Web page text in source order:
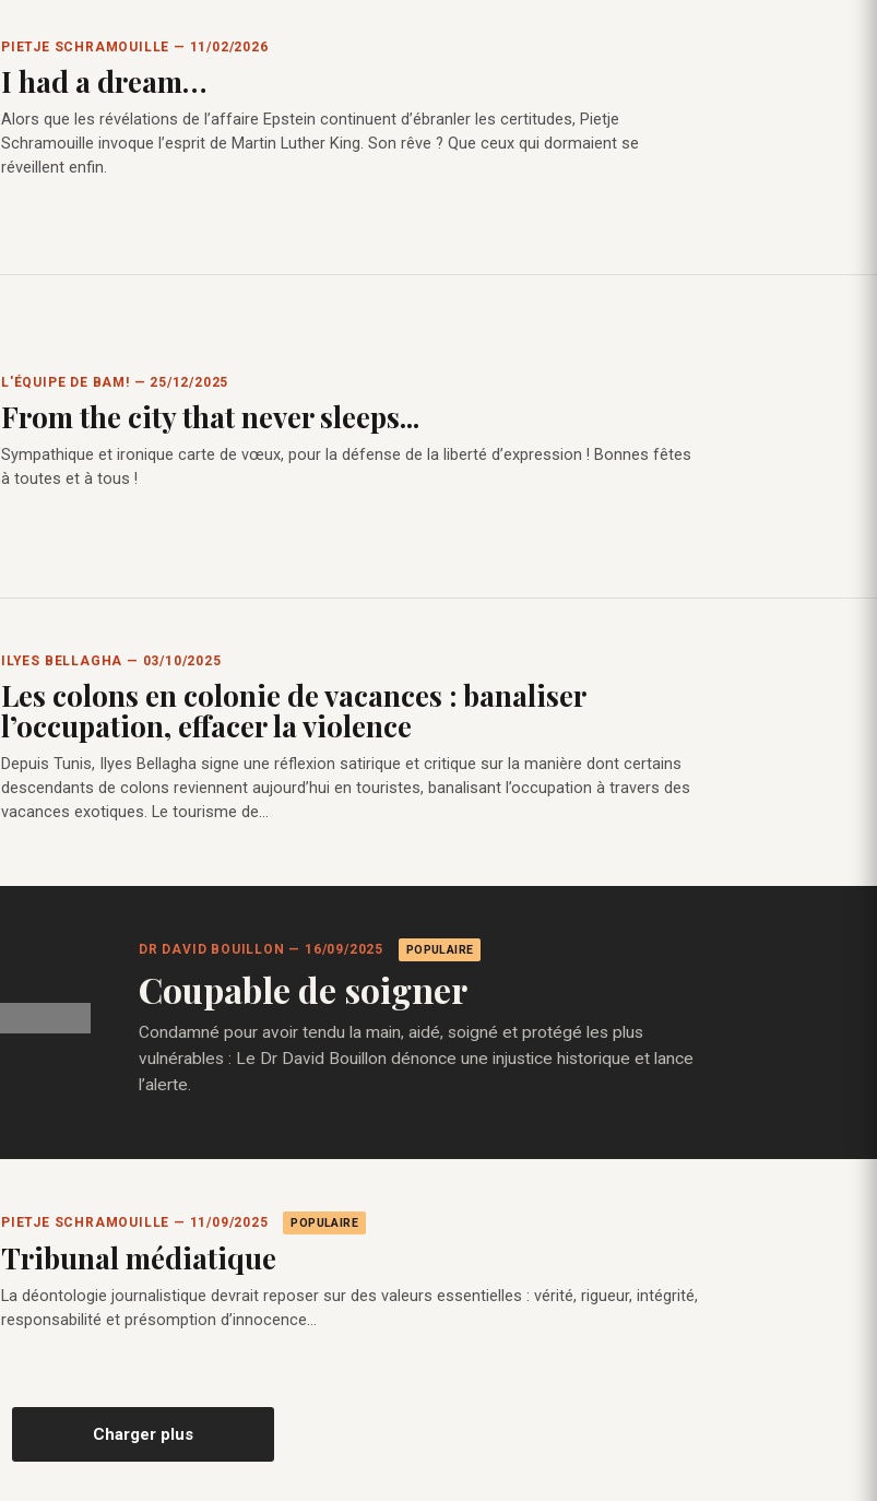
PIETJE SCHRAMOUILLE — 11/02/2026
I had a dream…
Alors que les révélations de l’affaire Epstein continuent d’ébranler les certitudes, Pietje
Schramouille invoque l’esprit de Martin Luther King. Son rêve ? Que ceux qui dormaient se
réveillent enfin.
L'ÉQUIPE DE BAM! — 25/12/2025
From the city that never sleeps...
Sympathique et ironique carte de vœux, pour la défense de la liberté d’expression ! Bonnes fêtes
à toutes et à tous !
ILYES BELLAGHA — 03/10/2025
Les colons en colonie de vacances : banaliser
l’occupation, effacer la violence
Depuis Tunis, Ilyes Bellagha signe une réflexion satirique et critique sur la manière dont certains
descendants de colons reviennent aujourd’hui en touristes, banalisant l’occupation à travers des
vacances exotiques. Le tourisme de…
DR DAVID BOUILLON — 16/09/2025 POPULAIRE
Coupable de soigner
Condamné pour avoir tendu la main, aidé, soigné et protégé les plus
vulnérables : Le Dr David Bouillon dénonce une injustice historique et lance
l’alerte.
PIETJE SCHRAMOUILLE — 11/09/2025 POPULAIRE
Tribunal médiatique
La déontologie journalistique devrait reposer sur des valeurs essentielles : vérité, rigueur, intégrité,
responsabilité et présomption d’innocence…
Charger plus